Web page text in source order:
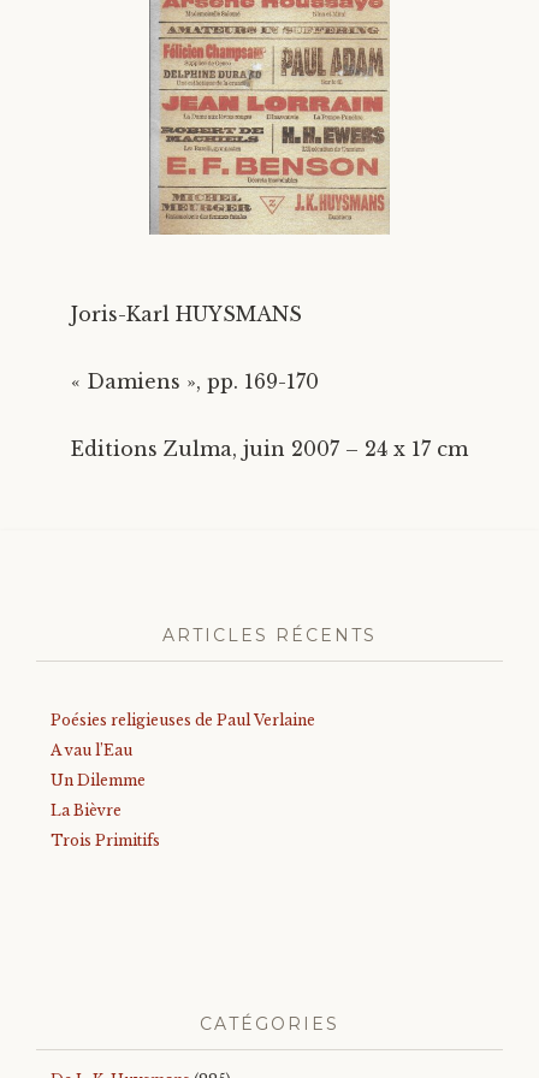
Langues étrangères
Joris-Karl HUYSMANS
« Damiens », pp. 169-170
Editions Zulma, juin 2007 – 24 x 17 cm
ARTICLES RÉCENTS
Poésies religieuses de Paul Verlaine
A vau l’Eau
Un Dilemme
La Bièvre
Trois Primitifs
CATÉGORIES